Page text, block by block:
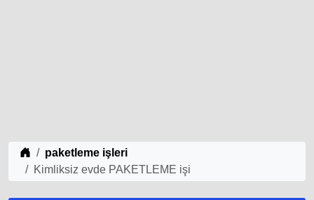
iş Fikirleri
paketleme işleri
Kimliksiz evde PAKETLEME işi